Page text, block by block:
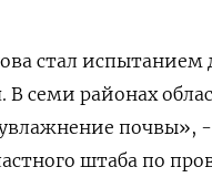
стал испытанием
В семи районах
почвы», -
штаба по